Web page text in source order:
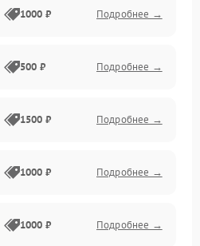
1000 ₽ Подробнее →
500 ₽ Подробнее →
1500 ₽ Подробнее →
1000 ₽ Подробнее →
1000 ₽ Подробнее →